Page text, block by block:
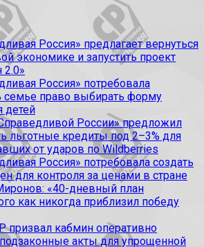
Россия» предлагает вернуться
экономике и запустить проект
2.0»
Россия» потребовала
семье право выбирать форму
детей
России» предложил
льготные кредиты под 2–3% для
от ударов по Wildberries
Россия» потребовала создать
для контроля за ценами в стране
«40-дневный план
как никогда приблизил победу
призвал кабмин оперативно
акты для упрощенной